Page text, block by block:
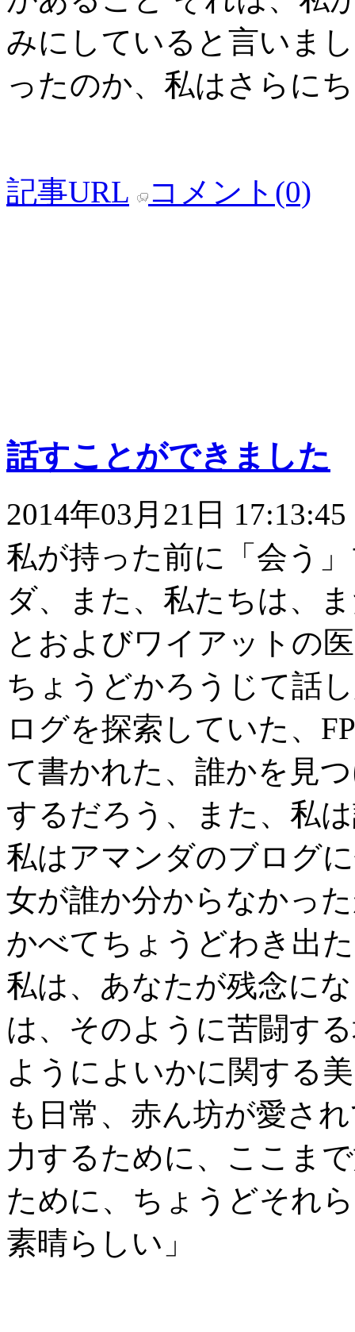
みにしていると言いま
ったのか、私はさらに
記事URL コメント(0)
話すことができました
2014年03月21日 17:13:45
私が持った前に「会う
ダ、また、私たちは、
とおよびワイアットの
ちょうどかろうじて話
ログを探索していた、
て書かれた、誰かを見
するだろう、また、私
私はアマンダのブログ
女が誰か分からなかっ
かべてちょうどわき出
私は、あなたが残念に
は、そのように苦闘す
ようによいかに関する
も日常、赤ん坊が愛さ
力するために、ここま
ために、ちょうどそれ
素晴らしい」